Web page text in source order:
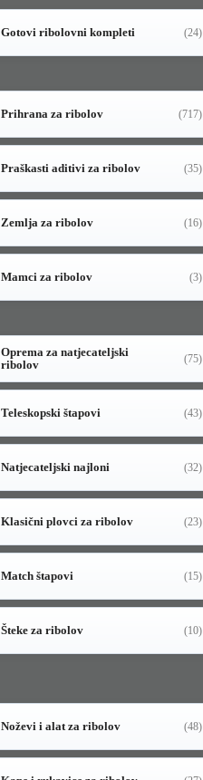
Gotovi ribolovni kompleti (24)
Prihrana za ribolov (717)
Praškasti aditivi za ribolov (35)
Zemlja za ribolov (16)
Mamci za ribolov (3)
Oprema za natjecateljski
ribolov
(75)
Teleskopski štapovi (43)
Natjecateljski najloni (32)
Klasični plovci za ribolov (23)
Match štapovi (15)
Šteke za ribolov (10)
Noževi i alat za ribolov (48)